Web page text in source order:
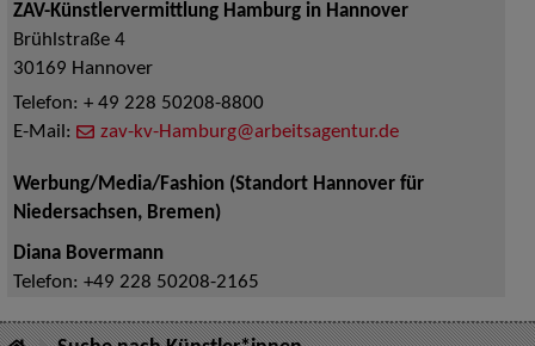
ZAV-Künstlervermittlung Hamburg in Hannover
Brühlstraße 4
30169 Hannover
Telefon: + 49 228 50208-8800
E-Mail:
zav-kv-Hamburg@arbeitsagentur.de
Werbung/Media/Fashion (Standort Hannover für
Niedersachsen, Bremen)
Diana Bovermann
Telefon: +49 228 50208-2165